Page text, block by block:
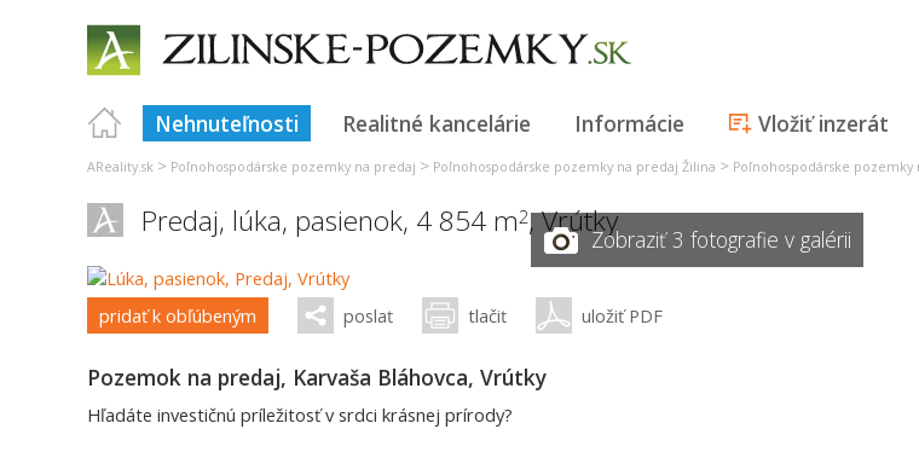
Nehnuteľnosti Realitné kancelárie Informácie Vložiť inzerát
AReality.sk > Poľnohospodárske pozemky na predaj > Poľnohospodárske pozemky na predaj Žilina > Poľnohospodárske
Predaj, lúka, pasienok, 4 854 m2,VrútkyZobraziť 3 fotografie v galérii
pridať k obľúbeným poslať tlačiť uložiť PDF
Pozemok na predaj, Karvaša Bláhovca, Vrútky
Hľadáte investičnú príležitosť v srdci krásnej prírody?